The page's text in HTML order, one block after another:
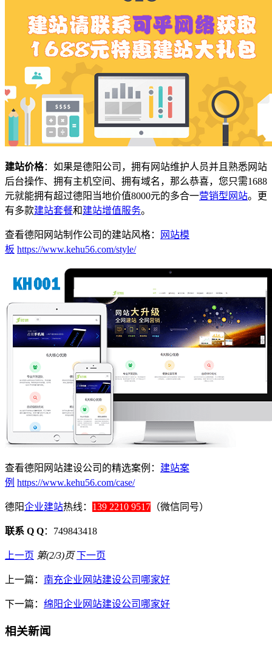
建站价格：如果是德阳公司，拥有网站维护人员并且熟悉网站
后台操作、拥有主机空间、拥有域名，那么恭喜，您只需1688
元就能拥有超过德阳当地价值8000元的多合一营销型网站。更
有多款建站套餐和建站增值服务。
查看德阳网站制作公司的建站风格：
网站模
板 https://www.kehu56.com/style/
查看德阳网站建设公司的精选案例： 建站案
例 https://www.kehu56.com/case/
德阳企业建站热线： 139 2210 9517 （微信同号）
联系 Q Q：749843418
上一页 第(2/3)页 下一页
上一篇： 南充企业网站建设公司哪家好
下一篇： 绵阳企业网站建设公司哪家好
相关新闻